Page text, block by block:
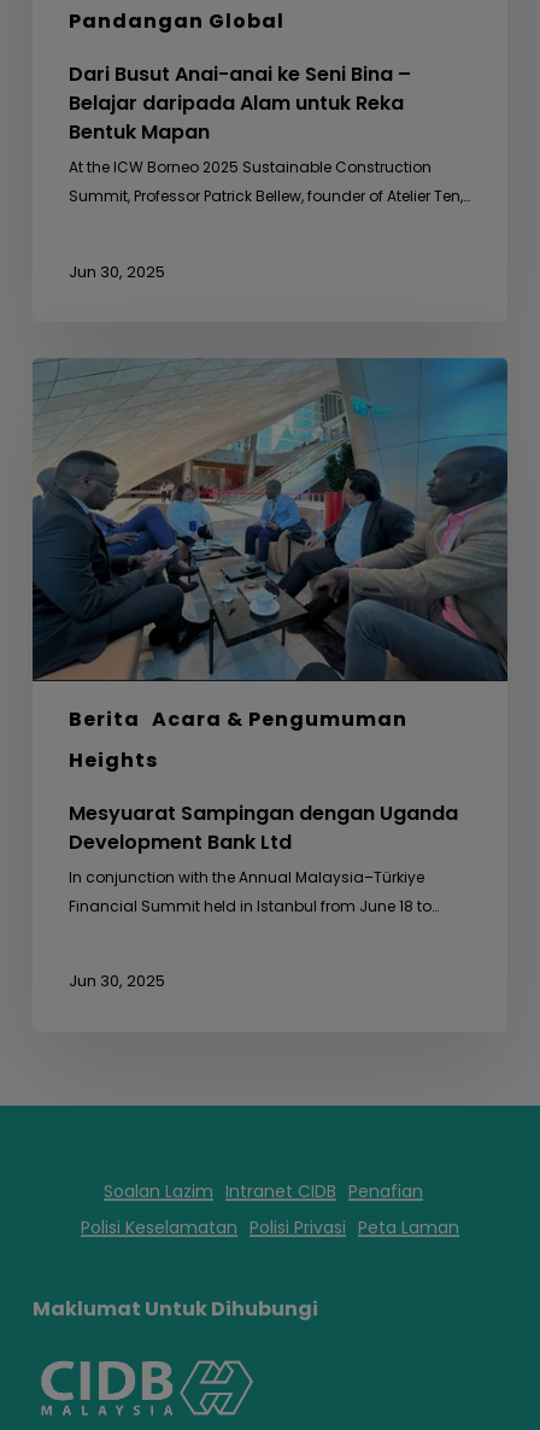
Pandangan Global
Dari Busut Anai-anai ke Seni Bina –
Belajar daripada Alam untuk Reka
Bentuk Mapan
At the ICW Borneo 2025 Sustainable Construction
Summit, Professor Patrick Bellew, founder of Atelier Ten,…
Jun 30, 2025
Berita Acara & Pengumuman
Heights
Mesyuarat
Sampingan
Uganda
Development
Bank
Mesyuarat Sampingan dengan Uganda
Development Bank Ltd
In conjunction with the Annual Malaysia–Türkiye
Financial Summit held in Istanbul from June 18 to…
Jun 30, 2025
Soalan Lazim Intranet CIDB Penafian
Polisi Keselamatan Polisi Privasi Peta Laman
Maklumat Untuk Dihubungi